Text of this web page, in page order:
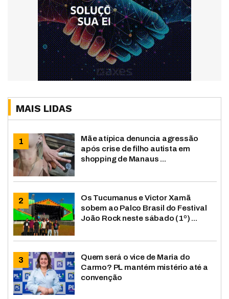
MAIS LIDAS
Mãe atípica denuncia agressão
após crise de filho autista em
shopping de Manaus ...
Os Tucumanus e Victor Xamã
sobem ao Palco Brasil do Festival
João Rock neste sábado (1º) ...
Quem será o vice de Maria do
Carmo? PL mantém mistério até a
convenção